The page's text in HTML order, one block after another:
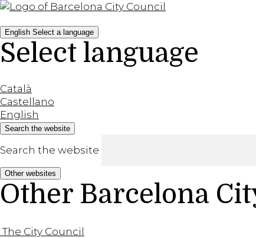
English Select a language
Select language
Català
Castellano
English
Search the website
Search the website
Other websites
Other Barcelona
The City Council